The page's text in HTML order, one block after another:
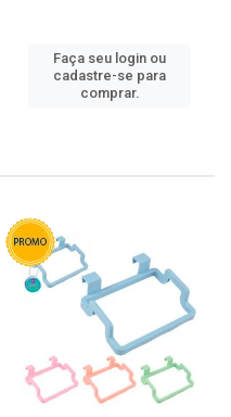
Faça seu login ou
cadastre-se para
comprar.